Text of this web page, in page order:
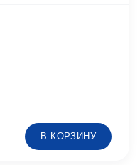
В КОРЗИНУ